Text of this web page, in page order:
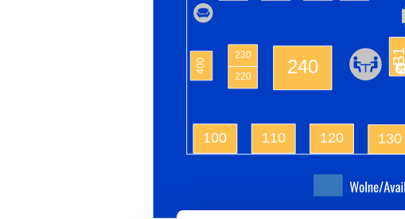
130
400
100
B1
120
110
220
230
240